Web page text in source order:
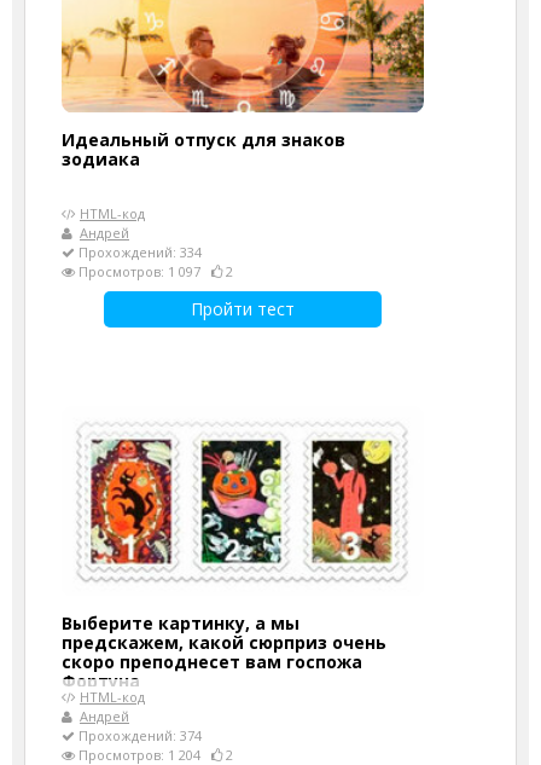
Идеальный отпуск для знаков
зодиака
HTML-код
Андрей
Прохождений: 334
Просмотров: 1 097
2
Пройти тест
Выберите картинку, а мы
предскажем, какой сюрприз очень
скоро преподнесет вам госпожа
Фортуна
HTML-код
Андрей
Прохождений: 374
Просмотров: 1 204
2